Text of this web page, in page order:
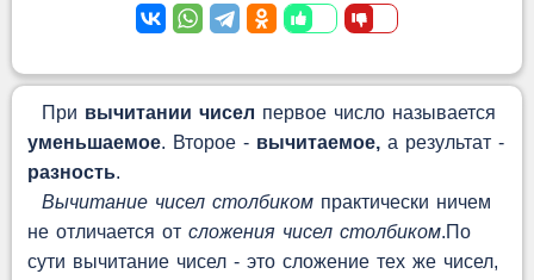
При вычитании чисел первое число называется
уменьшаемое. Второе - вычитаемое,а результат -
разность.
Вычитание чисел столбикомпрактически ничем
не отличается от сложения чисел столбиком.По
сути вычитание чисел - это сложение тех же чисел,